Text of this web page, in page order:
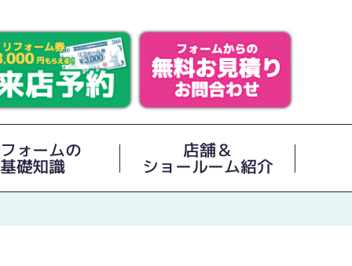
ォームの
基礎知識
店舗＆
ショールーム紹介